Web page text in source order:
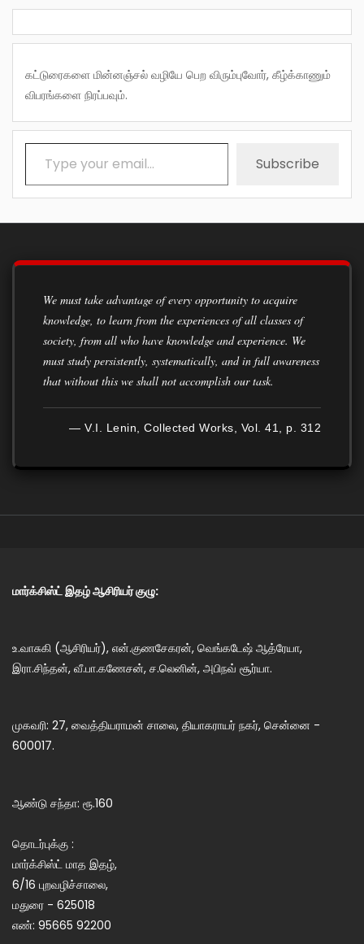
கட்டுரைகளை மின்னஞ்சல் வழியே பெற விரும்புவோர், கீழ்க்காணும்
விபரங்களை நிரப்பவும்.
Type your email…
Subscribe
We must take advantage of every opportunity to acquire
knowledge, to learn from the experiences of all classes of
society, from all who have knowledge and experience. We
must study persistently, systematically, and in full awareness
that without this we shall not accomplish our task.
— V.I. Lenin, Collected Works, Vol. 41, p. 312
மார்க்சிஸ்ட் இதழ் ஆசிரியர் குழு:
உ.வாசுகி (ஆசிரியர்), என்.குணசேகரன், வெங்கடேஷ் ஆத்ரேயா,
இரா.சிந்தன், வீ.பா.கணேசன், ச.லெனின், அபிநவ் சூர்யா.
முகவரி: 27, வைத்தியராமன் சாலை, தியாகராயர் நகர், சென்னை -
600017.
ஆண்டு சந்தா: ரூ.160
தொடர்புக்கு :
மார்க்சிஸ்ட் மாத இதழ்,
6/16 புறவழிச்சாலை,
மதுரை - 625018
எண்: 95665 92200